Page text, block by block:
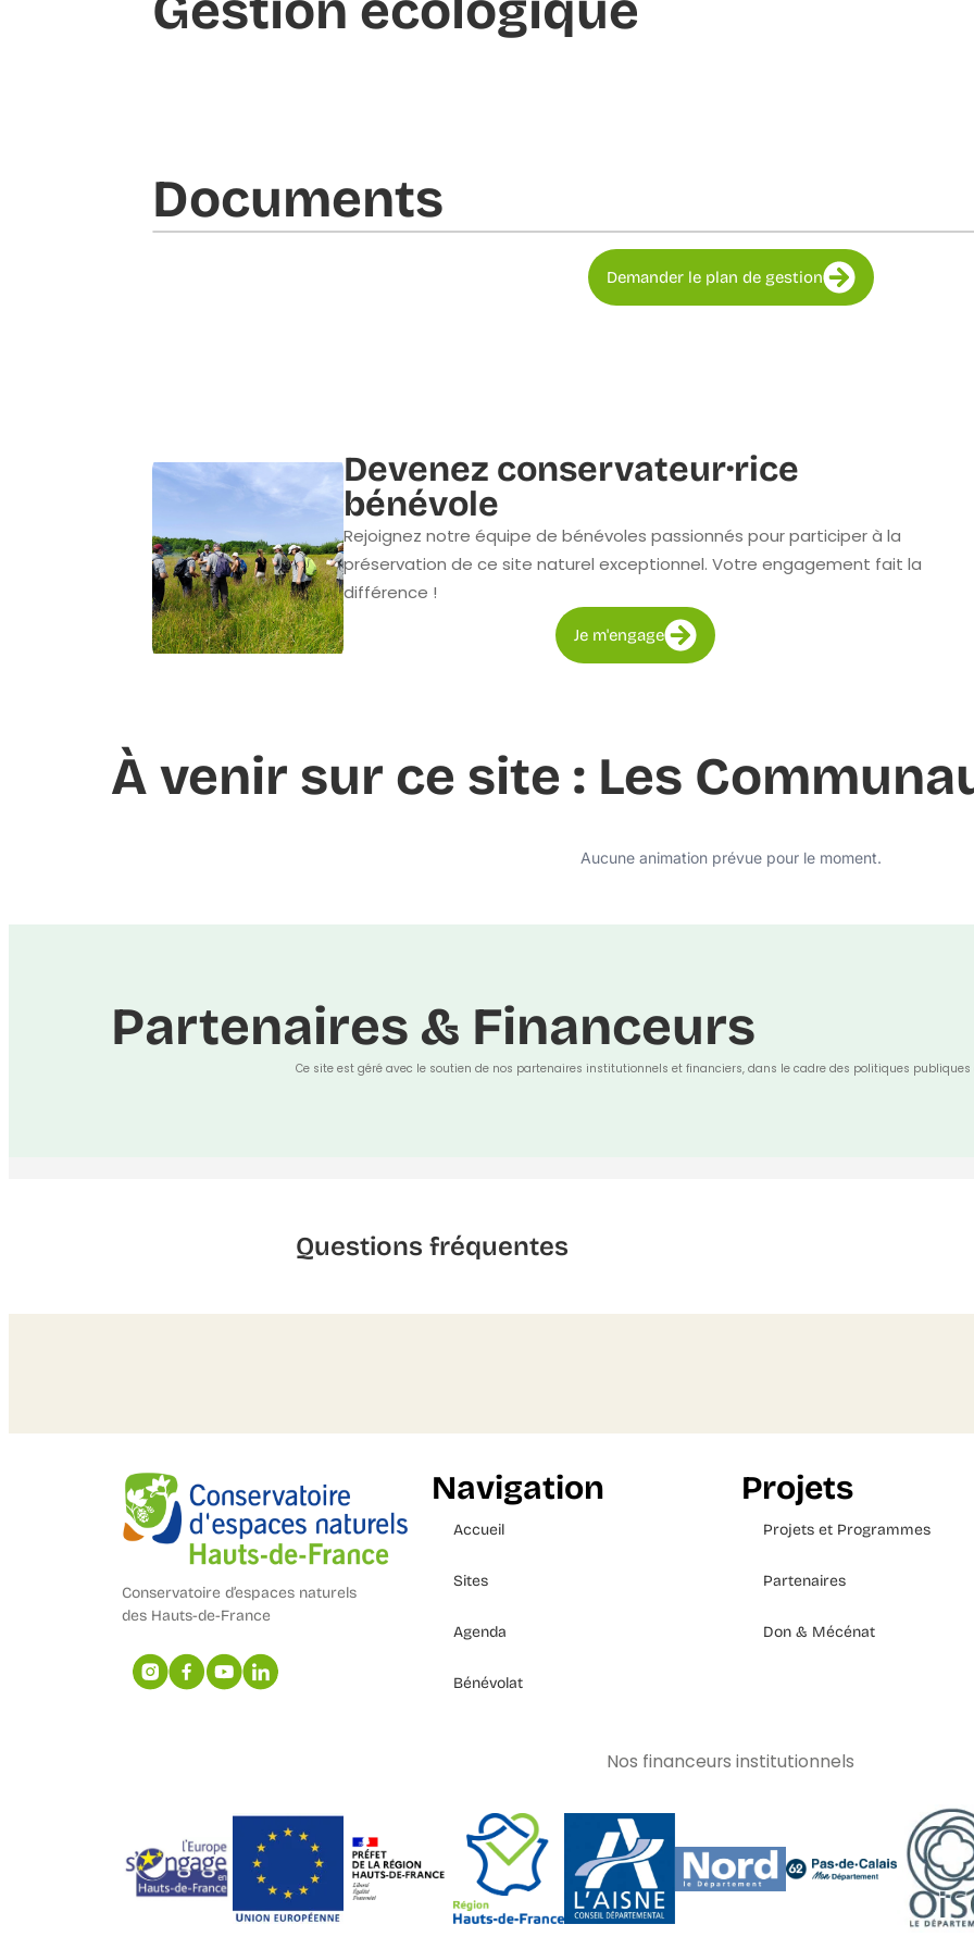
Documents​
Demander le plan de gestion
Devenez conservateur·rice
bénévole
Rejoignez notre équipe de bénévoles passionnés pour participer à la
préservation de ce site naturel exceptionnel. Votre engagement fait la
différence !
Je m'engage
À venir sur ce site : Les
Aucune animation prévue pour le moment.
Partenaires & Financeurs
Ce site est géré avec le soutien de nos partenaires institutionnels et financiers, dans le cadre des politiques
Questions fréquentes
Conservatoire d’espaces naturels
des Hauts-de-France
Navigation
Accueil
Sites
Agenda
Bénévolat
Projets
Projets et Programmes
Partenaires
Don & Mécénat
Nos financeurs institutionnels